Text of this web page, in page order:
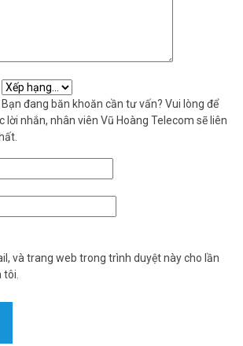
Bạn đang băn khoăn cần tư vấn? Vui lòng để
lời nhắn, nhân viên Vũ Hoàng Telecom sẽ liên
và trang web trong trình duyệt này cho lần